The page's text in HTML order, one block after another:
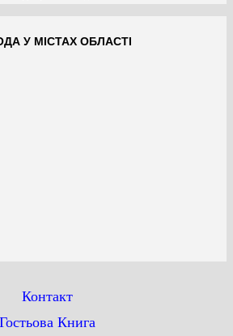
У МІСТАХ ОБЛАСТІ
Контакт
Гостьова Книга